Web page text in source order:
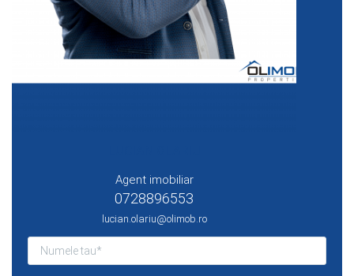
Agent imobiliar
0728896553
lucian.olariu@olimob.ro